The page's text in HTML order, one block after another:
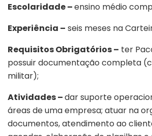
Escolaridade –ensino médio
Experiência – seis meses na
Requisitos Obrigatórios – ter
possuir documentação completa
militar);
Atividades –dar suporte
áreas de uma empresa; atuar na
documentos, atendimento ao